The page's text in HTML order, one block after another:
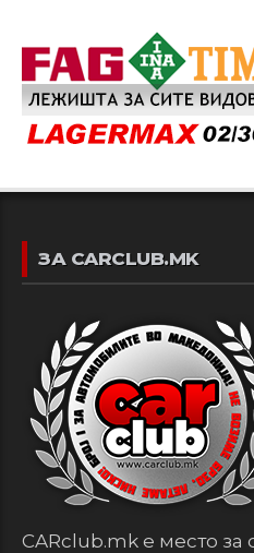
ЗА CARCLUB.MK
CARclub.mk е место за